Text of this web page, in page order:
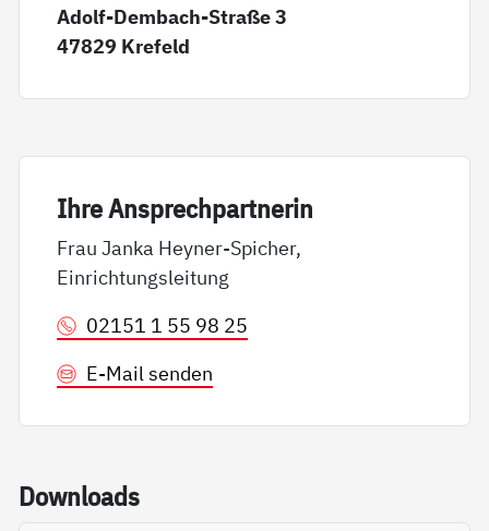
Adolf-Dembach-Straße 3
47829 Krefeld
Ih­re An­sp­rech­part­ne­rin
Frau Janka Heyner-Spicher,
Einrichtungsleitung
02151 1 55 98 25
E-Mail senden
Down­loads